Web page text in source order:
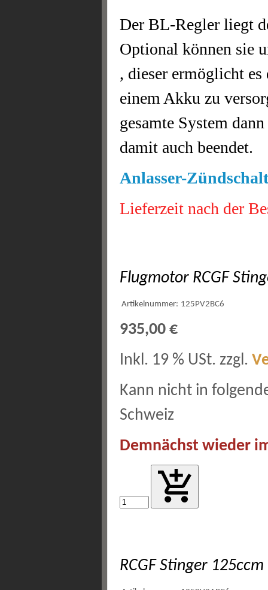
Der BL-Regler liegt
Optional können sie
, dieser ermöglicht
einem Akku zu
gesamte System
damit auch beendet.
Anlasser-
Lieferzeit nach der
Flugmotor RCGF
Artikelnummer: 125PV2BC6
935,00 €
Inkl. 19 % USt. zzgl.
Kann nicht in
Schweiz
Demnächst wieder
RCGF Stinger